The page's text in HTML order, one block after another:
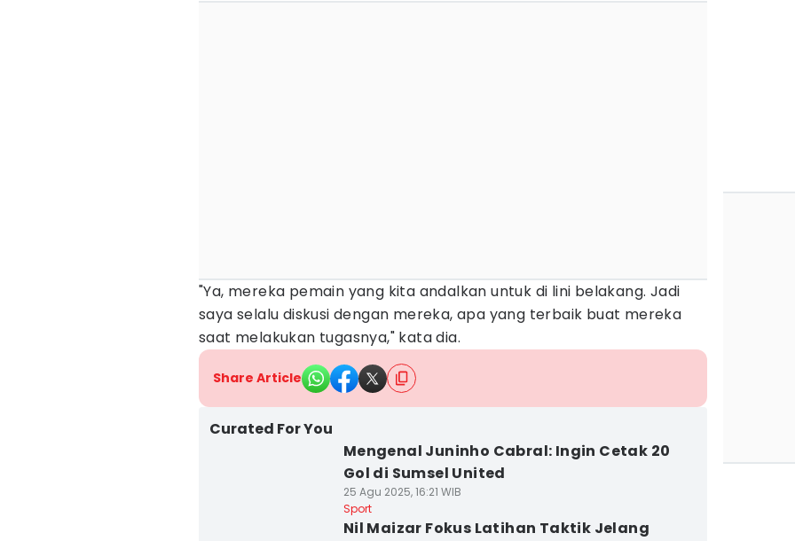
"Ya, mereka pemain yang kita andalkan untuk di lini belakang. Jadi
saya selalu diskusi dengan mereka, apa yang terbaik buat mereka
saat melakukan tugasnya," kata dia.
Share Article
Curated For You
Mengenal Juninho Cabral: Ingin Cetak 20
Gol di Sumsel United
25 Agu 2025, 16:21 WIB
Sport
Nil Maizar Fokus Latihan Taktik Jelang